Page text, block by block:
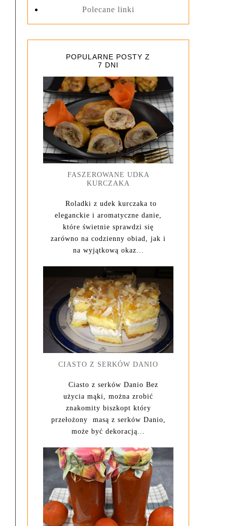
Polecane linki
POPULARNE POSTY Z
7 DNI
FASZEROWANE UDKA
KURCZAKA
Roladki z udek kurczaka to
eleganckie i aromatyczne danie,
które świetnie sprawdzi się
zarówno na codzienny obiad, jak i
na wyjątkową okaz...
CIASTO Z SERKÓW DANIO
Ciasto z serków Danio Bez
użycia mąki, można zrobić
znakomity biszkopt który
przełożony masą z serków Danio,
może być dekoracją...